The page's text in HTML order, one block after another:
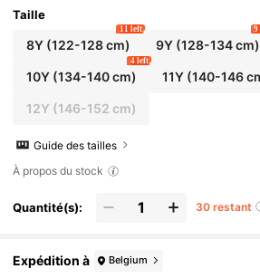
la détente - pantalon décontracté pour
Taille
8Y(122-128 cm)
11 left
9Y (128-134 cm)
9
10Y(134-140 cm)
4 left
11Y (140-146
12Y (146-152 cm)
Guide des tailles
À propos du stock
Quantité(s): 30 restant
Expédition à Belgium